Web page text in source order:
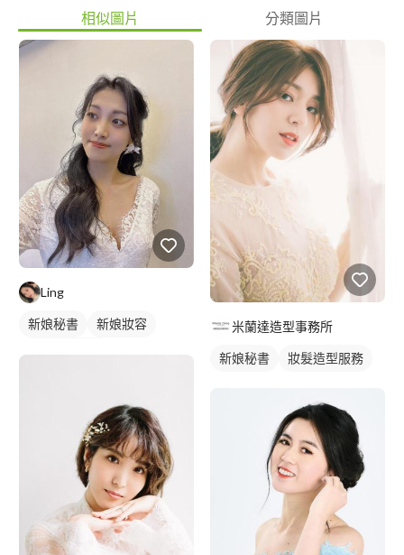
相似圖片 分類圖片
Ling
新娘秘書
新娘妝容
米蘭達造型事務所
新娘秘書 妝髮造型服務